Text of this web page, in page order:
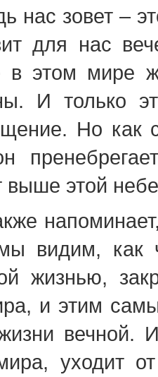
нас зовет –
для нас
в этом мире
И только
Но как
выше этой
видим, как
жизнью,
и этим
вечной.
уходит